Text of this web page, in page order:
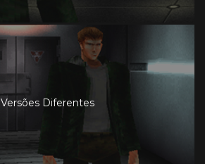
Versões Diferentes